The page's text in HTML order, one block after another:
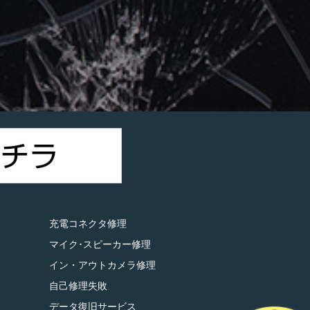
充電コネクタ修理
マイク･スピーカー修理
イン・アウトカメラ修理
自己修理失敗
データ復旧サービス